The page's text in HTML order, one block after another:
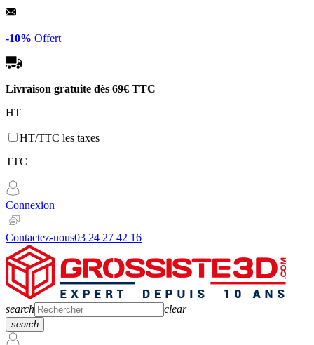
Panneau de gestion des cookies
-10% Offert
Livraison gratuite dès 69€ TTC
HT
HT/TTC les taxes
TTC
Connexion
Contactez-nous03 24 27 42 16
search clear
search